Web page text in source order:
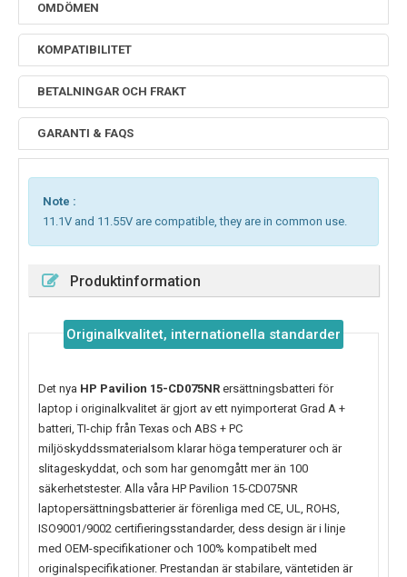
OMDÖMEN
KOMPATIBILITET
BETALNINGAR OCH FRAKT
GARANTI & FAQS
Note :
11.1V and 11.55V are compatible, they are in common use.
Produktinformation
Originalkvalitet, internationella standarder
Det nya HP Pavilion 15-CD075NR ersättningsbatteri för
laptop i originalkvalitet är gjort av ett nyimporterat Grad A +
batteri, TI-chip från Texas och ABS + PC
miljöskyddssmaterialsom klarar höga temperaturer och är
slitageskyddat, och som har genomgått mer än 100
säkerhetstester. Alla våra HP Pavilion 15-CD075NR
laptopersättningsbatterier är förenliga med CE, UL, ROHS,
ISO9001/9002 certifieringsstandarder, dess design är i linje
med OEM-specifikationer och 100% kompatibelt med
originalspecifikationer. Prestandan är stabilare, väntetiden är